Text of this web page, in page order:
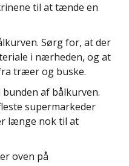
til at tænde en
Sørg for, at der
i nærheden, og at
træer og buske.
af bålkurven.
supermarkeder
længe nok til at
oven på